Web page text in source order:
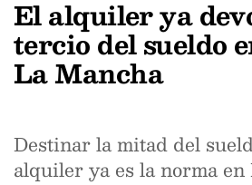
El alquiler ya
tercio del sueldo
La Mancha
Destinar la mitad del
alquiler ya es la norma en